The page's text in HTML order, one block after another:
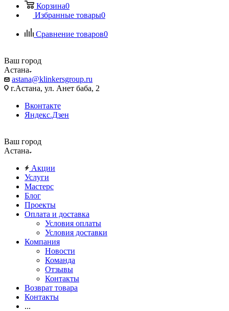
Корзина0
Избранные товары0
Сравнение товаров0
Ваш город
Астана
astana@klinkersgroup.ru
г.Астана, ул. Анет баба, 2
Вконтакте
Яндекс.Дзен
Ваш город
Астана
Акции
Услуги
Мастерс
Блог
Проекты
Оплата и доставка
Условия оплаты
Условия доставки
Компания
Новости
Команда
Отзывы
Контакты
Возврат товара
Контакты
...